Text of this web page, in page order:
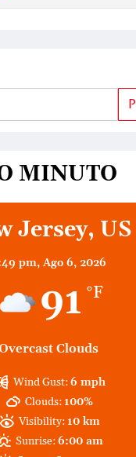
MINUTO
Jersey, US
pm, Ago 6, 2026
91 °F
Clouds
Wind Gust:6 mph
Clouds: 100%
Visibility: 10 km
Sunrise:6:00 am